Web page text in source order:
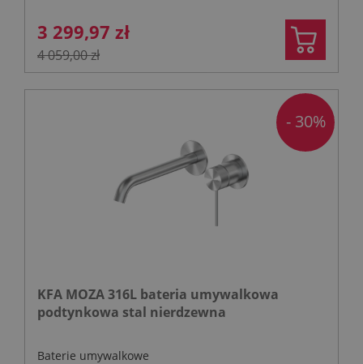
3 299,97 zł
4 059,00 zł
KFA MOZA 316L bateria umywalkowa
podtynkowa stal nierdzewna
Baterie umywalkowe
- 30%